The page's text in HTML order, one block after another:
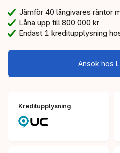
Jämför 40 långivares räntor
Låna upp till 800 000 kr
Endast 1 kreditupplysning
Ansök hos
Kreditupplysning